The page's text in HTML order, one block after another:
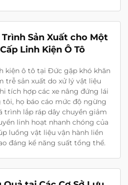
Sản Xuất cho Một
Linh Kiện Ô Tô
kiện ô tô tại Đức gặp khó khăn
trễ sản xuất do xử lý vật liệu
tích hợp các xe nâng đứng lái
tôi, họ báo cáo mức độ ngừng
trình lắp ráp dây chuyền giảm
linh hoạt nhanh chóng của
luồng vật liệu vận hành liền
đáng kể năng suất tổng thể.